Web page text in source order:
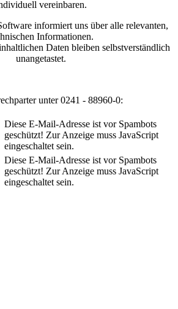
vereinbaren.
informiert uns über alle relevanten,
Informationen.
Daten bleiben selbstverständlich
unangetastet.
unter 0241 - 88960-0:
Diese E-Mail-Adresse ist vor Spambots
geschützt! Zur Anzeige muss JavaScript
eingeschaltet sein.
Diese E-Mail-Adresse ist vor Spambots
geschützt! Zur Anzeige muss JavaScript
eingeschaltet sein.